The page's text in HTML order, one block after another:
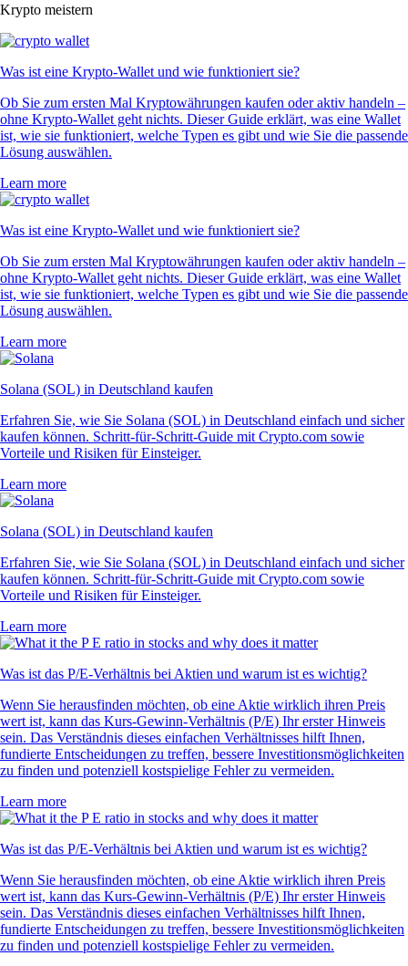
Krypto meistern
Was ist eine Krypto-Wallet und wie funktioniert sie?
Ob Sie zum ersten Mal Kryptowährungen kaufen oder aktiv handeln –
ohne Krypto-Wallet geht nichts. Dieser Guide erklärt, was eine Wallet
ist, wie sie funktioniert, welche Typen es gibt und wie Sie die passende
Lösung auswählen.
Learn more
Was ist eine Krypto-Wallet und wie funktioniert sie?
Ob Sie zum ersten Mal Kryptowährungen kaufen oder aktiv handeln –
ohne Krypto-Wallet geht nichts. Dieser Guide erklärt, was eine Wallet
ist, wie sie funktioniert, welche Typen es gibt und wie Sie die passende
Lösung auswählen.
Learn more
Solana (SOL) in Deutschland kaufen
Erfahren Sie, wie Sie Solana (SOL) in Deutschland einfach und sicher
kaufen können. Schritt-für-Schritt-Guide mit Crypto.com sowie
Vorteile und Risiken für Einsteiger.
Learn more
Solana (SOL) in Deutschland kaufen
Erfahren Sie, wie Sie Solana (SOL) in Deutschland einfach und sicher
kaufen können. Schritt-für-Schritt-Guide mit Crypto.com sowie
Vorteile und Risiken für Einsteiger.
Learn more
Was ist das P/E-Verhältnis bei Aktien und warum ist es wichtig?
Wenn Sie herausfinden möchten, ob eine Aktie wirklich ihren Preis
wert ist, kann das Kurs-Gewinn-Verhältnis (P/E) Ihr erster Hinweis
sein. Das Verständnis dieses einfachen Verhältnisses hilft Ihnen,
fundierte Entscheidungen zu treffen, bessere Investitionsmöglichkeiten
zu finden und potenziell kostspielige Fehler zu vermeiden.
Learn more
Was ist das P/E-Verhältnis bei Aktien und warum ist es wichtig?
Wenn Sie herausfinden möchten, ob eine Aktie wirklich ihren Preis
wert ist, kann das Kurs-Gewinn-Verhältnis (P/E) Ihr erster Hinweis
sein. Das Verständnis dieses einfachen Verhältnisses hilft Ihnen,
fundierte Entscheidungen zu treffen, bessere Investitionsmöglichkeiten
zu finden und potenziell kostspielige Fehler zu vermeiden.